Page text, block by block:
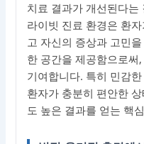
치료 결과가 개선된다는
라이빗 진료 환경은 환
고 자신의 증상과 고민
한 공간을 제공함으로써
기여합니다. 특히 민감
환자가 충분히 편안한
도 높은 결과를 얻는 핵